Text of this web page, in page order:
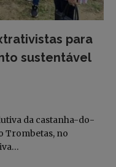
para
sustentável
da castanha-do-
Trombetas, no